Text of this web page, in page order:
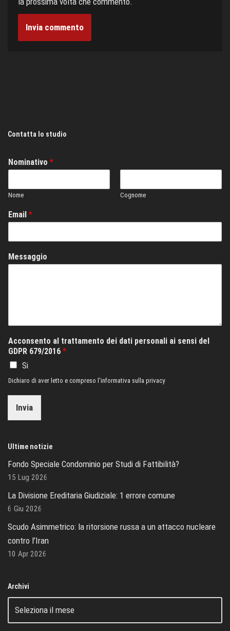
Contatta lo studio
Nominativo *
Nome Cognome
Email *
Messaggio
Acconsento al trattamento dei dati personali ai sensi del
GDPR 679/2016 *
Si
Dichiaro di aver letto e compreso l'informativa sulla privacy
Invia
Ultime notizie
Fondo Speciale Condominio per Studi di Fattibilità?
15 Lug 2026
La Divisione Ereditaria Giudiziale: 1 errore comune
6 Giu 2026
Scudo Asimmetrico: la ritorsione russa a un attacco nucleare
contro l’Iran
10 Apr 2026
Archivi